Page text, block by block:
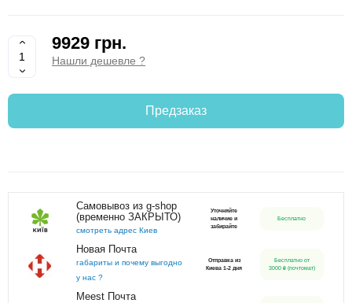
9929 грн.
Нашли дешевле ?
Предзаказ
Самовывоз из g-shop
(временно ЗАКРЫТО)
смотреть адрес Киев
Уточняйте
наличие и
забирайте
Бесплатно
Новая Почта
габариты и почему выгодно
у нас ?
Отправка из
Киева 1-2 дня
Бесплатно от
3000 ₴ (почтомат)
Meest Почта